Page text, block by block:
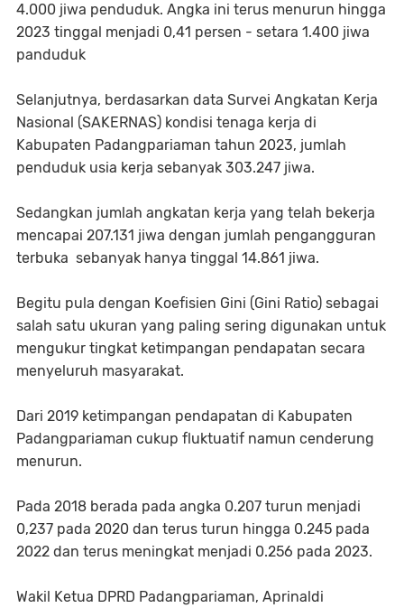
4.000 jiwa penduduk. Angka ini terus menurun hingga
2023 tinggal menjadi 0,41 persen - setara 1.400 jiwa
panduduk
Selanjutnya, berdasarkan data Survei Angkatan Kerja
Nasional (SAKERNAS) kondisi tenaga kerja di
Kabupaten Padangpariaman tahun 2023, jumlah
penduduk usia kerja sebanyak 303.247 jiwa.
Sedangkan jumlah angkatan kerja yang telah bekerja
mencapai 207.131 jiwa dengan jumlah pengangguran
terbuka sebanyak hanya tinggal 14.861 jiwa.
Begitu pula dengan Koefisien Gini (Gini Ratio) sebagai
salah satu ukuran yang paling sering digunakan untuk
mengukur tingkat ketimpangan pendapatan secara
menyeluruh masyarakat.
Dari 2019 ketimpangan pendapatan di Kabupaten
Padangpariaman cukup fluktuatif namun cenderung
menurun.
Pada 2018 berada pada angka 0.207 turun menjadi
0,237 pada 2020 dan terus turun hingga 0.245 pada
2022 dan terus meningkat menjadi 0.256 pada 2023.
Wakil Ketua DPRD Padangpariaman, Aprinaldi